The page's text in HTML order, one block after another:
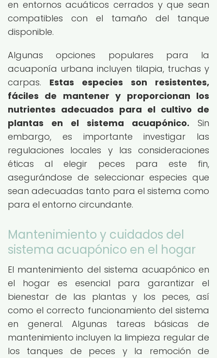
en entornos acuáticos cerrados y que sean
compatibles con el tamaño del tanque
disponible.
Algunas opciones populares para la
acuaponía urbana incluyen tilapia, truchas y
carpas. Estas especies son resistentes,
fáciles de mantener y proporcionan los
nutrientes adecuados para el cultivo de
plantas en el sistema acuapónico. Sin
embargo, es importante investigar las
regulaciones locales y las consideraciones
éticas al elegir peces para este fin,
asegurándose de seleccionar especies que
sean adecuadas tanto para el sistema como
para el entorno circundante.
Mantenimiento y cuidados del
sistema acuapónico en el hogar
El mantenimiento del sistema acuapónico en
el hogar es esencial para garantizar el
bienestar de las plantas y los peces, así
como el correcto funcionamiento del sistema
en general. Algunas tareas básicas de
mantenimiento incluyen la limpieza regular de
los tanques de peces y la remoción de